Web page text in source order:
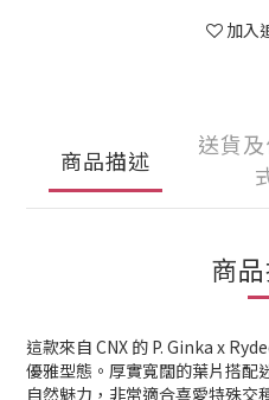
加入
商品描述
送貨
商
這款來自 CNX 的 P. Ginka x
優雅型態。厚實寬闊的葉片搭配
自然魅力，非常適合喜愛特殊交